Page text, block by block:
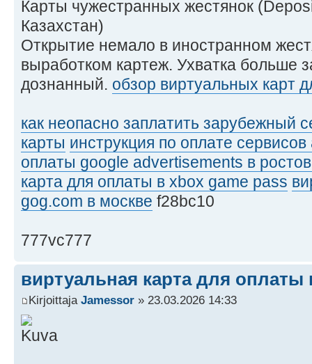
Карты чужестранных жестянок
Казахстан)
Открытие немало в иностранном
выработком картеж. Ухватка больше
дознанный. обзор виртуальных карт
как неопасно заплатить зарубежный
карты инструкция по оплате
оплаты google advertisements в
карта для оплаты в xbox game pass
gog.com в москве f28bc10
777vc777
виртуальная карта для
Kirjoittaja Jamessor » 23.03.2026 14:33